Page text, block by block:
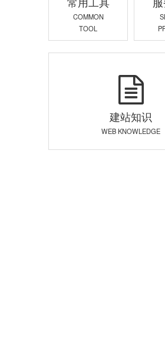
COMMON
TOOL
建站知识
WEB KNOWLEDGE